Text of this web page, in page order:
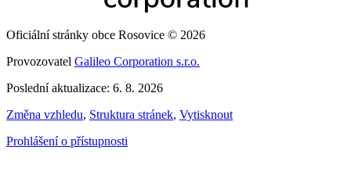
Oficiální stránky obce Rosovice © 2026
Provozovatel Galileo Corporation s.r.o.
Poslední aktualizace: 6. 8. 2026
Změna vzhledu, Struktura stránek, Vytisknout
Prohlášení o přístupnosti